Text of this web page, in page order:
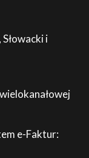
i
e-Faktur: